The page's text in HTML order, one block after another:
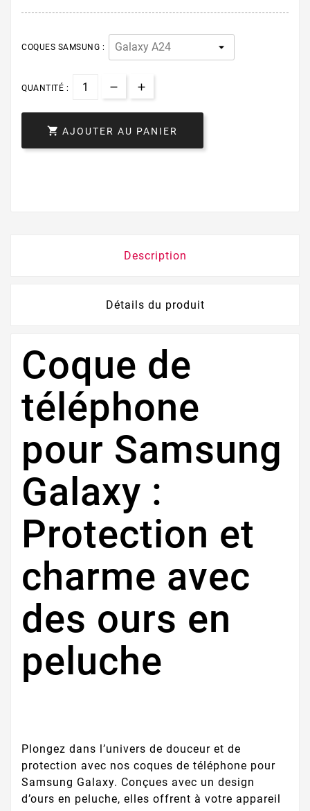
COQUES SAMSUNG :
QUANTITÉ :
 AJOUTER AU PANIER
Description
Détails du produit
Coque de
téléphone
pour Samsung
Galaxy :
Protection et
charme avec
des ours en
peluche
Plongez dans l’univers de douceur et de
protection avec nos coques de téléphone pour
Samsung Galaxy. Conçues avec un design
d’ours en peluche, elles offrent à votre appareil